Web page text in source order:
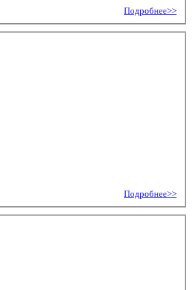
Подробнее>>
Подробнее>>